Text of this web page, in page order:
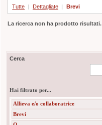
Tutte | Dettagliate | Brevi
La ricerca non ha prodotto risultati.
Cerca
Hai filtrato per...
Allieva e/o collaboratrice
Brevi